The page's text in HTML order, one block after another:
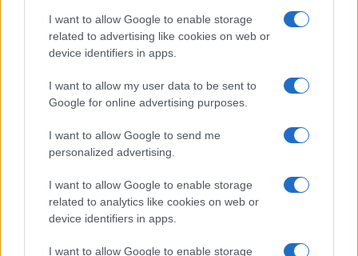
I want to allow Google to enable storage
related to advertising like cookies on web or
device identifiers in apps.
I want to allow my user data to be sent to
Google for online advertising purposes.
I want to allow Google to send me
personalized advertising.
I want to allow Google to enable storage
related to analytics like cookies on web or
device identifiers in apps.
I want to allow Google to enable storage
Xiaomi 17 Max: brutális, 8000 mAh-s
akkumulátorral érkezhet az új
csúcsmodell
100 wattos gyorstöltés, Snapdragon 8 Elite Gen 5 és óriási
kijelző – kiszivárogtak a Xiaomi 17 Max legfontosabb
Brutális akkumulátorral és óriási
kijelzővel érkezik a Xiaomi 17 Max
2026.05.14 | Huawei Central